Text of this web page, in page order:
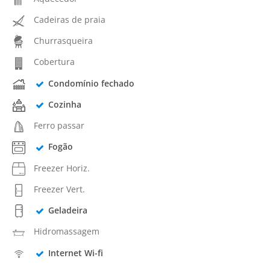
Cadeiras de praia
Churrasqueira
Cobertura
Condomínio fechado
Cozinha
Ferro passar
Fogão
Freezer Horiz.
Freezer Vert.
Geladeira
Hidromassagem
Internet Wi-fi